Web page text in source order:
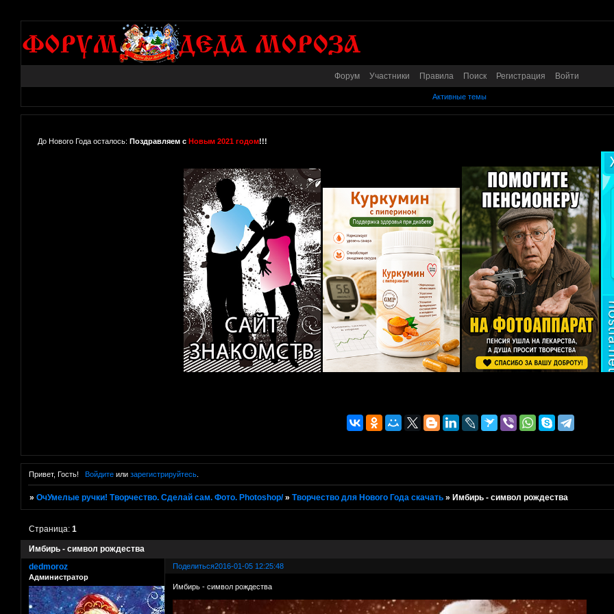
Форум Участники Правила Поиск Регистрация Войти
Активные темы
До Нового Года осталось: Поздравляем с Новым 2021 годом!!!
Привет, Гость! Войдитеили зарегистрируйтесь.
»ОчУмелые ручки! Творчество. Сделай сам. Фото. Photoshop/ »Творчество для Нового Года скачать » Имбирь - символ рождества
Имбирь - символ рождества
Страница:1
Поделиться2016-01-05 12:25:48
dedmoroz
Администратор
Имбирь - символ рождества